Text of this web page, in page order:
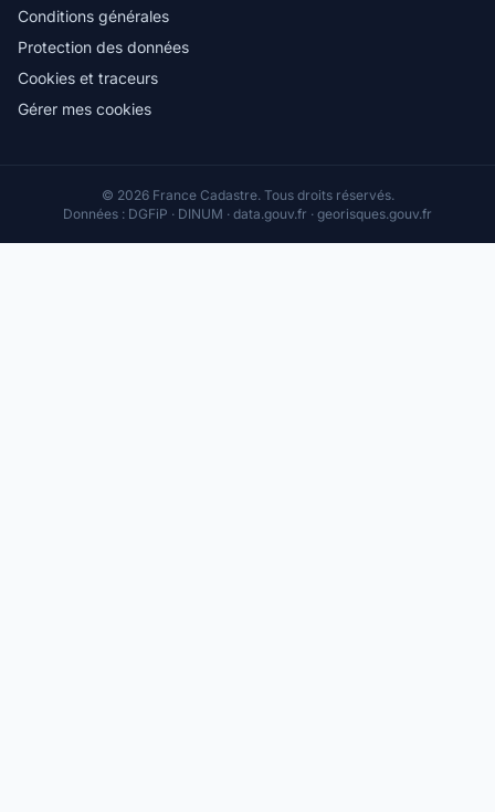
Conditions générales
Protection des données
Cookies et traceurs
Gérer mes cookies
© 2026 France Cadastre. Tous droits réservés.
Données : DGFiP · DINUM · data.gouv.fr · georisques.gouv.fr